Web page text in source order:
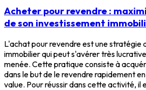
Acheter pour revendre :
de son investissement
L'achat pour revendre est une stratégie
immobilier qui peut s'avérer très
menée. Cette pratique consiste à
dans le but de le revendre rapidement
value. Pour réussir dans cette activité, il